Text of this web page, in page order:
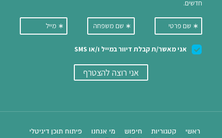
ראשי קטגוריות חיפוש מי אנחנו
פיתוח תוכן דיגיטלי